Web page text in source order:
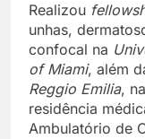
Realizou
unhas,
confocal na
of Miami, além
Reggio Emilia,
residência
Ambulatório de